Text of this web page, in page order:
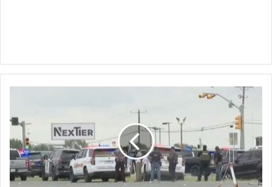
Texas
deja
un
mu3rto
y
al